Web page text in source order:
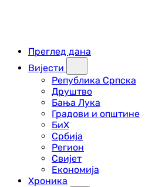
Преглед дана
Вијести
Република Српска
Друштво
Бања Лука
Градови и општине
БиХ
Србија
Регион
Свијет
Економија
Хроника